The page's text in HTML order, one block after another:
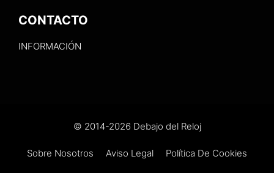
CONTACTO
INFORMACIÓN
© 2014-2026 Debajo del Reloj
Sobre Nosotros Aviso Legal Política De Cookies